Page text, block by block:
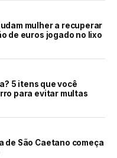
mulher a recuperar
de euros jogado no lixo
5 itens que você
para evitar multas
de São Caetano começa